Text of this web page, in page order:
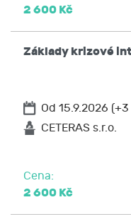
2 600 Kč
Základy krizové
Od 15.9.2026
CETERAS s.r.o.
Cena:
2 600 Kč